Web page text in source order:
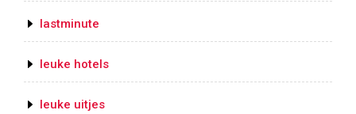
lastminute
leuke hotels
leuke uitjes